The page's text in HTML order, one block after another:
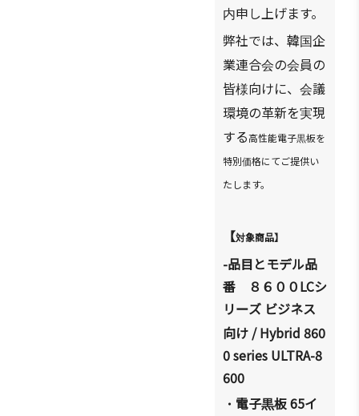
内申し上げます。
弊社では、韓国企
業連合会の会員の
皆様向けに、 会議
環境の革新を実現
する高性能電子黒板を
特別価格にてご提供い
たします。
【対象商品】
-品目とモデル品
番
８６００LCシ
リーズ ビジネス
向け / Hybrid 860
0 series ULTRA-8
600
・ 電子黒板65イ